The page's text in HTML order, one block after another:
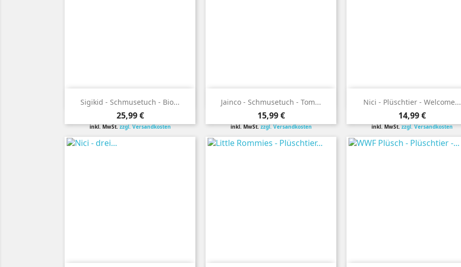
Sigikid - Schmusetuch - Bio...
Preis
25,99 €
inkl. MwSt.zzgl. Versandkosten
 Vorschau Jainco - Schmusetuch - Tom...
Preis
15,99 €
inkl. MwSt.zzgl. Versandkosten
 Vorschau Nici - Plüschtier - Welcome...
Preis
14,99 €
inkl. MwSt.zzgl. Versandkosten
 Vorschau